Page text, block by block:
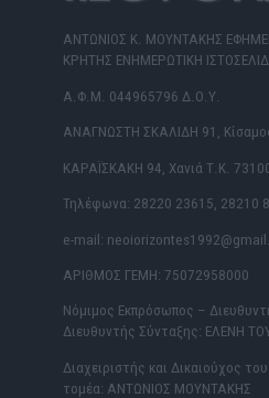
ΑΝΤΩΝΙΟΣ Κ. ΜΟΥΝΤΑΚΗΣ
ΚΡΗΤΗΣ ΕΝΗΜΕΡΩΤΙΚΗ
Α.Φ.Μ. 044965796 Δ.Ο.Υ.
ΑΝΑΓΝΩΣΤΗ ΣΚΑΛΙΔΗ 91,
ΚΑΡΑΪΣΚΑΚΗ 94, Χανιά Τ.Κ.
Τηλέφωνα: 28220 23615, 28210
e-mail:
ΑΡΙΘΜΟΣ ΓΕΜΗ: 75072958000
Νόμιμος Εκπρόσωπος –
Διευθυντής Σύνταξης: ΕΛΕΝΗ
Διαχειριστής και Δικαιούχος
τομέα: ΑΝΤΩΝΙΟΣ ΜΟΥΝΤΑΚΗΣ